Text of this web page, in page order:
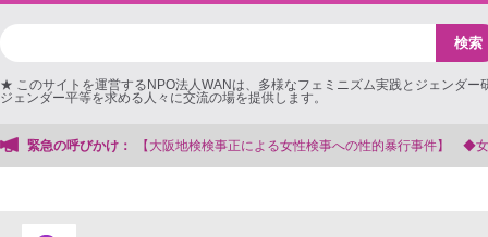
★ このサイトを運営するNPO法人WANは、多様なフェミニズム実践とジェンダー
ジェンダー平等を求める人々に交流の場を提供します。
緊急の呼びかけ：
局